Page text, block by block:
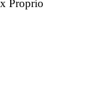
Proprio